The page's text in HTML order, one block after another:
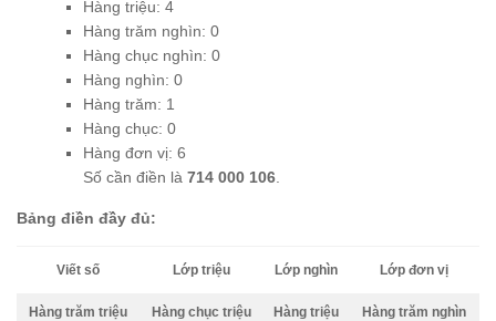
Hàng triệu: 4
Hàng trăm nghìn: 0
Hàng chục nghìn: 0
Hàng nghìn: 0
Hàng trăm: 1
Hàng chục: 0
Hàng đơn vị: 6
Số cần điền là 714 000 106
Bảng điền đầy đủ:
Viết số Lớp triệu Lớp nghìn Lớp đơn vị
Hàng trăm triệu Hàng chục triệu Hàng triệu Hàng trăm nghìn